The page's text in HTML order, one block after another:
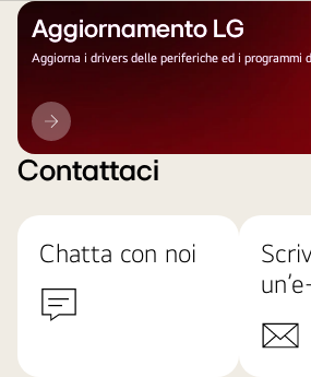
Aggiornamento LG
Aggiorna i drivers delle periferiche ed i programmi
Aggiornamento
LG
Contattaci
Chatta con noi